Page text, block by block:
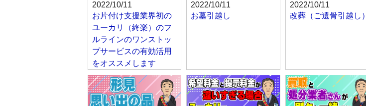
2022/10/11
お片付け支援業界初の
ユーカリ（終楽）のフ
ルラインのワンストッ
プサービスの有効活用
をオススメします
2022/10/11
お墓引越し
2022/10/11
改葬（ご遺骨引越し）